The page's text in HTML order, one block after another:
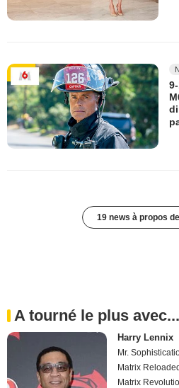
19 news à propos
A tourné le plus avec...
Harry Lennix
Mr.
Matrix Reloaded
Matrix